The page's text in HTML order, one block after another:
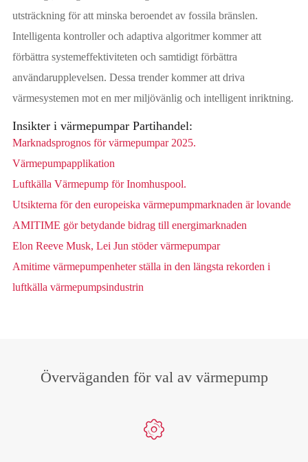
utsträckning för att minska beroendet av fossila bränslen.
Intelligenta kontroller och adaptiva algoritmer kommer att
förbättra systemeffektiviteten och samtidigt förbättra
användarupplevelsen. Dessa trender kommer att driva
värmesystemen mot en mer miljövänlig och intelligent inriktning.
Insikter i värmepumpar Partihandel:
Marknadsprognos för värmepumpar 2025.
Värmepumpapplikation
Luftkälla Värmepump för Inomhuspool.
Utsikterna för den europeiska värmepumpmarknaden är lovande
AMITIME gör betydande bidrag till energimarknaden
Elon Reeve Musk, Lei Jun stöder värmepumpar
Amitime värmepumpenheter ställa in den längsta rekorden i
luftkälla värmepumpsindustrin
Överväganden för val av värmepump
